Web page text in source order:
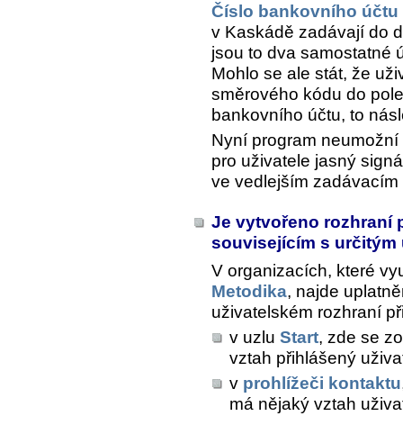
Číslo bankovního účtu
v Kaskádě zadávají do
jsou to dva samostatné
Mohlo se ale stát, že
směrového kódu do
bankovního účtu, to
Nyní program
pro uživatele jasný
ve vedlejším zadávacím
Je vytvořeno rozhraní
souvisejícím s určitým
V organizacích, které
Metodika, najde
uživatelském rozhraní
v uzlu Start, zde se
vztah přihlášený
v prohlížeči kontaktu
má nějaký vztah